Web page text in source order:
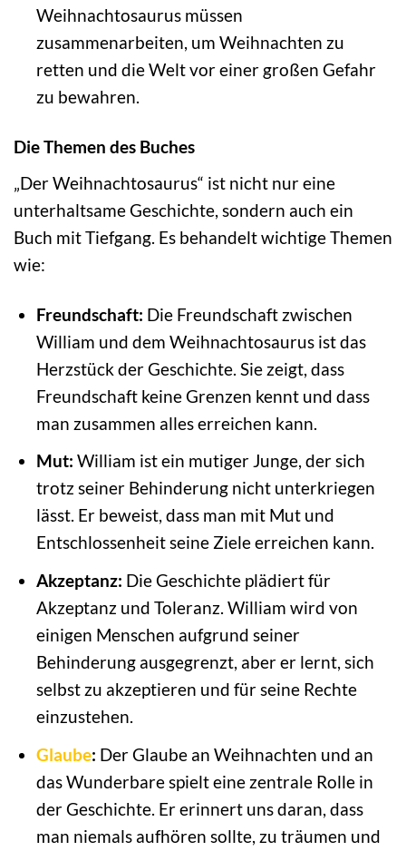
Weihnachtosaurus müssen
zusammenarbeiten, um Weihnachten zu
retten und die Welt vor einer großen Gefahr
zu bewahren.
Die Themen des Buches
„Der Weihnachtosaurus“ ist nicht nur eine
unterhaltsame Geschichte, sondern auch ein
Buch mit Tiefgang. Es behandelt wichtige Themen
wie:
Freundschaft: Die Freundschaft zwischen
William und dem Weihnachtosaurus ist das
Herzstück der Geschichte. Sie zeigt, dass
Freundschaft keine Grenzen kennt und dass
man zusammen alles erreichen kann.
Mut: William ist ein mutiger Junge, der sich
trotz seiner Behinderung nicht unterkriegen
lässt. Er beweist, dass man mit Mut und
Entschlossenheit seine Ziele erreichen kann.
Akzeptanz: Die Geschichte plädiert für
Akzeptanz und Toleranz. William wird von
einigen Menschen aufgrund seiner
Behinderung ausgegrenzt, aber er lernt, sich
selbst zu akzeptieren und für seine Rechte
einzustehen.
Glaube: Der Glaube an Weihnachten und an
das Wunderbare spielt eine zentrale Rolle in
der Geschichte. Er erinnert uns daran, dass
man niemals aufhören sollte, zu träumen und